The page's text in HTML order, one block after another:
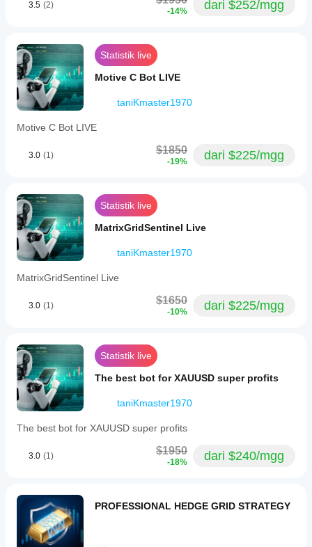
3.5 (2)
-14% dari $252/mgg
Statistik live
Motive C Bot LIVE
taniKmaster1970
Motive C Bot LIVE
3.0 (1) $1850
-19% dari $225/mgg
Statistik live
MatrixGridSentinel Live
taniKmaster1970
MatrixGridSentinel Live
3.0 (1) $1650
-10% dari $225/mgg
Statistik live
The best bot for XAUUSD super profits
taniKmaster1970
The best bot for XAUUSD super profits
3.0 (1) $1950
-18% dari $240/mgg
PROFESSIONAL HEDGE GRID STRATEGY